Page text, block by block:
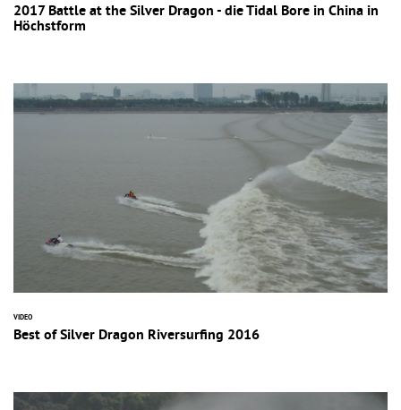
2017 Battle at the Silver Dragon - die Tidal Bore in China in
Höchstform
VIDEO
Best of Silver Dragon Riversurfing 2016